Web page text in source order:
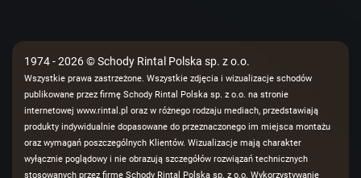
1974 - 2026 © Schody Rintal Polska sp. z o.o.
Wszystkie prawa zastrzeżone. Wszystkie zdjęcia i wizualizacje schodów
publikowane przez firmę Schody Rintal Polska sp. z o.o. na stronie
internetowej www.rintal.pl oraz w różnego rodzaju mediach, przedstawiają
produkty indywidualnie dopasowane do przeznaczonego im miejsca montażu
oraz wymagań poszczególnych Klientów. Wizualizacje mają charakter
wyłącznie poglądowy i nie obrazują szczegółów rozwiązań technicznych
stosowanych przez firmę Schody Rintal Polska sp. z o.o. Wykorzystywanie